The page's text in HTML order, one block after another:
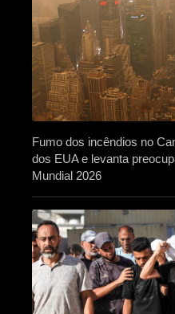
Fumo dos incêndios no
dos EUA e levanta
Mundial 2026